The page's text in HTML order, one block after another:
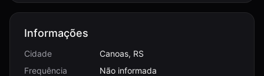
Informações
Cidade
Canoas, RS
Frequência
Não informada